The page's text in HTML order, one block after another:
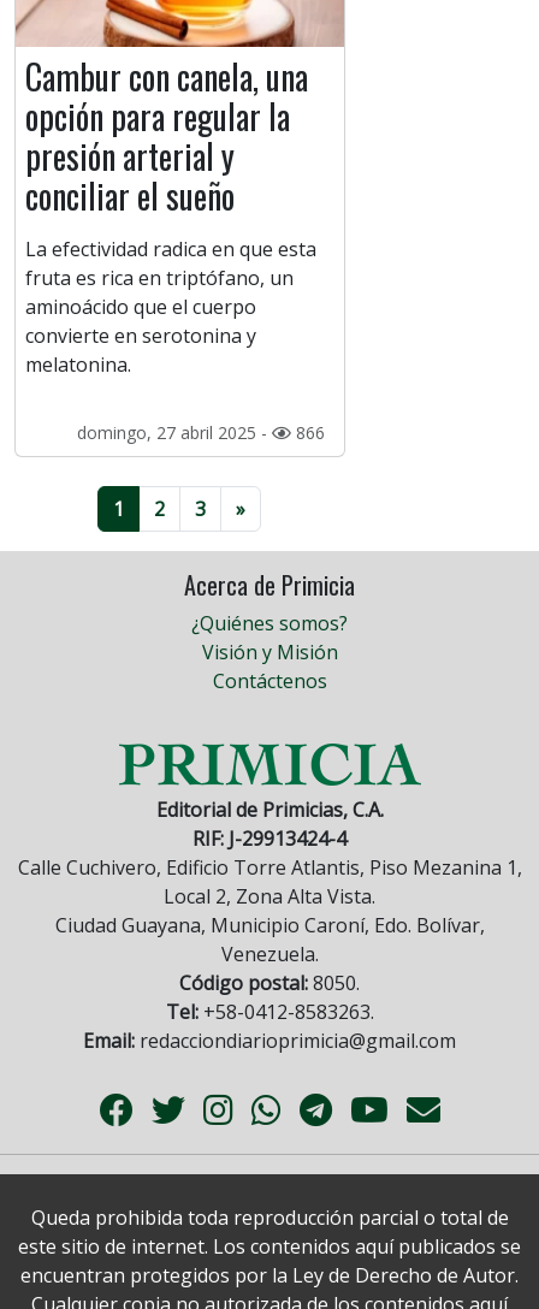
Cambur con canela, una
opción para regular la
presión arterial y
conciliar el sueño
La efectividad radica en que esta
fruta es rica en triptófano, un
aminoácido que el cuerpo
convierte en serotonina y
melatonina.
domingo, 27 abril 2025 - 866
1 2 3 »
Acerca de Primicia
¿Quiénes somos?
Visión y Misión
Contáctenos
Editorial de Primicias, C.A.
RIF: J-29913424-4
Calle Cuchivero, Edificio Torre Atlantis, Piso Mezanina 1,
Local 2, Zona Alta Vista.
Ciudad Guayana, Municipio Caroní, Edo. Bolívar,
Venezuela.
Código postal:8050.
Tel:+58-0412-8583263.
Email: redacciondiarioprimicia@gmail.com
Queda prohibida toda reproducción parcial o total de
este sitio de internet. Los contenidos aquí publicados se
encuentran protegidos por la Ley de Derecho de Autor.